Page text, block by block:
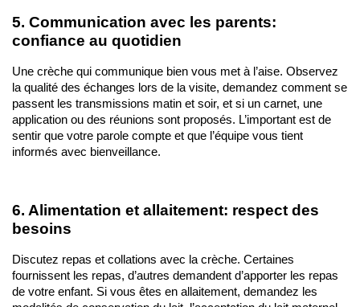
5. Communication avec les parents:
confiance au quotidien
Une crèche qui communique bien vous met à l’aise. Observez
la qualité des échanges lors de la visite, demandez comment se
passent les transmissions matin et soir, et si un carnet, une
application ou des réunions sont proposés. L’important est de
sentir que votre parole compte et que l’équipe vous tient
informés avec bienveillance.
6. Alimentation et allaitement: respect des
besoins
Discutez repas et collations avec la crèche. Certaines
fournissent les repas, d’autres demandent d’apporter les repas
de votre enfant. Si vous êtes en allaitement, demandez les